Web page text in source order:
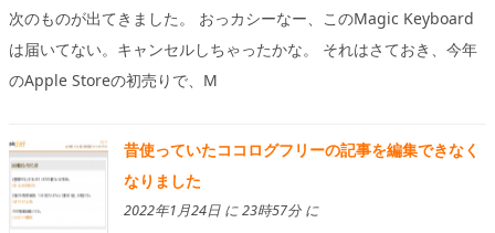
次のものが出てきました。 おっカシーなー、このMagic Keyboard
は届いてない。キャンセルしちゃったかな。 それはさておき、今年
のApple Storeの初売りで、M
昔使っていたココログフリーの記事を編集できなく
なりました
2022年1月24日 に 23時57分 に